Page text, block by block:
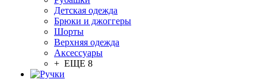
Детская одежда
Брюки и джоггеры
Шорты
Верхняя одежда
Аксессуары
+ ЕЩЕ 8